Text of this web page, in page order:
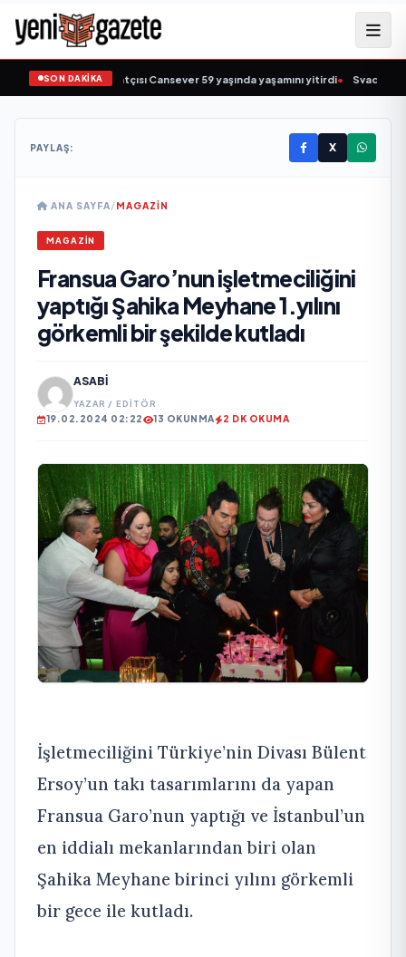
SON DAKİKA
sevilen sanatçısı Cansever 59 yaşında yaşamını yitirdi• Svadba
PAYLAŞ: X
ANA SAYFA/MAGAZIN
MAGAZIN
Fransua Garo’nun işletmeciliğini
yaptığı Şahika Meyhane 1.yılını
görkemli bir şekilde kutladı
ASABI
YAZAR / EDITÖR
19.02.2024 02:22 13 OKUNMA 2 DK OKUMA
İşletmeciliğini Türkiye’nin Divası Bülent
Ersoy’un takı tasarımlarını da yapan
Fransua Garo’nun yaptığı ve İstanbul’un
en iddialı mekanlarından biri olan
Şahika Meyhane birinci yılını görkemli
bir gece ile kutladı.